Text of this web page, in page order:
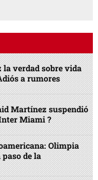
la verdad sobre vida
a rumores
Martínez suspendió
Miami ?
Olimpia
de la